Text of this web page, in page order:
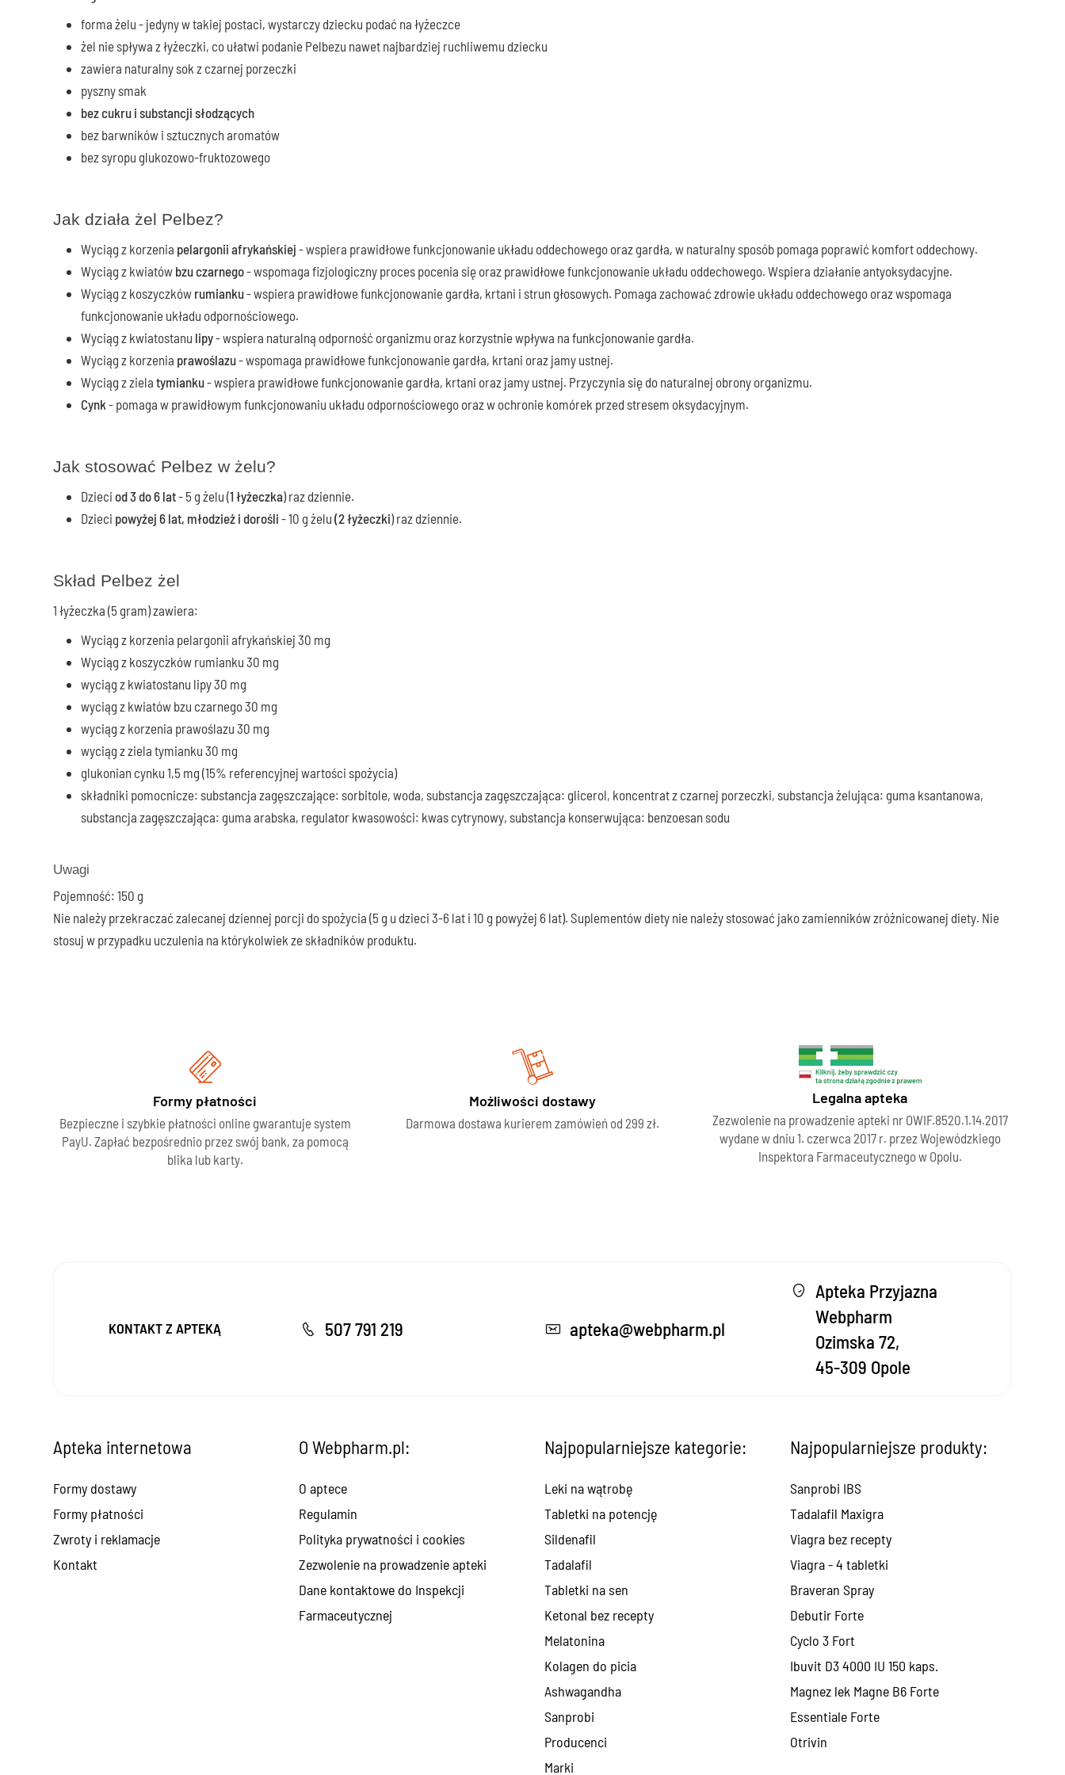
Maści na odciski i modzele
Maski i skarpetki złuszczające do stóp
forma żelu - jedyny w takiej postaci, wystarczy dziecku podać na łyżeczce
żel nie spływa z łyżeczki, co ułatwi podanie Pelbezu nawet najbardziej ruchliwemu dziecku
zawiera naturalny sok z czarnej porzeczki
pyszny smak
bez cukru i substancji słodzących
bez barwników i sztucznych aromatów
bez syropu glukozowo-fruktozowego
Jak działa żel Pelbez?
Wyciąg z korzenia pelargonii afrykańskiej - wspiera prawidłowe funkcjonowanie układu oddechowego oraz gardła, w naturalny sposób pomaga poprawić komfort oddechowy.
Wyciąg z kwiatów bzu czarnego- wspomaga fizjologiczny proces pocenia się oraz prawidłowe funkcjonowanie układu oddechowego. Wspiera działanie antyoksydacyjne.
Wyciąg z koszyczków rumianku- wspiera prawidłowe funkcjonowanie gardła, krtani i strun głosowych. Pomaga zachować zdrowie układu oddechowego oraz wspomaga
funkcjonowanie układu odpornościowego.
Wyciąg z kwiatostanu lipy- wspiera naturalną odporność organizmu oraz korzystnie wpływa na funkcjonowanie gardła.
Wyciąg z korzenia prawoślazu- wspomaga prawidłowe funkcjonowanie gardła, krtani oraz jamy ustnej.
Wyciąg z ziela tymianku- wspiera prawidłowe funkcjonowanie gardła, krtani oraz jamy ustnej. Przyczynia się do naturalnej obrony organizmu.
Cynk - pomaga w prawidłowym funkcjonowaniu układu odpornościowego oraz w ochronie komórek przed stresem oksydacyjnym.
Jak stosować Pelbez w żelu?
Dzieci od 3 do 6 lat- 5 g żelu (1 łyżeczka) raz dziennie.
Dzieci powyżej 6 lat, młodzież i dorośli - 10 g żelu (2 łyżeczki) raz dziennie.
Skład Pelbez żel
1 łyżeczka (5 gram) zawiera:
Wyciąg z korzenia pelargonii afrykańskiej 30 mg
Wyciąg z koszyczków rumianku 30 mg
wyciąg z kwiatostanu lipy 30 mg
wyciąg z kwiatów bzu czarnego 30 mg
wyciąg z korzenia prawoślazu 30 mg
wyciąg z ziela tymianku 30 mg
glukonian cynku 1,5 mg (15% referencyjnej wartości spożycia)
składniki pomocnicze: substancja zagęszczające: sorbitole, woda, substancja zagęszczająca: glicerol, koncentrat z czarnej porzeczki, substancja żelująca: guma ksantanowa,
substancja zagęszczająca: guma arabska, regulator kwasowości: kwas cytrynowy, substancja konserwująca: benzoesan sodu
Uwagi
Pojemność: 150 g
Nie należy przekraczać zalecanej dziennej porcji do spożycia (5 g u dzieci 3-6 lat i 10 g powyżej 6 lat). Suplementów diety nie należy stosować jako zamienników zróżnicowanej diety. Nie
stosuj w przypadku uczulenia na którykolwiek ze składników produktu.
Formy płatności
Bezpieczne i szybkie płatności online gwarantuje system
PayU. Zapłać bezpośrednio przez swój bank, za pomocą
blika lub karty.
Możliwości dostawy
Darmowa dostawa kurierem zamówień od 299 zł.
Legalna apteka
Zezwolenie na prowadzenie apteki nr OWIF.8520.1.14.2017
wydane w dniu 1. czerwca 2017 r. przez Wojewódzkiego
Inspektora Farmaceutycznego w Opolu.
KONTAKT Z APTEKĄ 507 791 219 apteka@webpharm.pl
Apteka Przyjazna
Webpharm
Ozimska 72,
45-309 Opole
Apteka internetowa
Formy dostawy
Formy płatności
Zwroty i reklamacje
Kontakt
O Webpharm.pl:
O aptece
Regulamin
Polityka prywatności i cookies
Zezwolenie na prowadzenie apteki
Dane kontaktowe do Inspekcji
Farmaceutycznej
Najpopularniejsze kategorie:
Leki na wątrobę
Tabletki na potencję
Sildenafil
Tadalafil
Tabletki na sen
Ketonal bez recepty
Melatonina
Kolagen do picia
Ashwagandha
Sanprobi
Producenci
Marki
Najpopularniejsze produkty:
Sanprobi IBS
Tadalafil Maxigra
Viagra bez recepty
Viagra - 4 tabletki
Braveran Spray
Debutir Forte
Cyclo 3 Fort
Ibuvit D3 4000 IU 150 kaps.
Magnez lek Magne B6 Forte
Essentiale Forte
Otrivin